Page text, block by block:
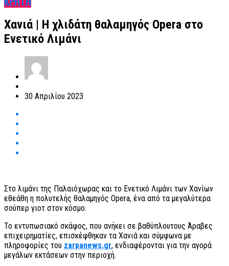
Χανιά | H χλιδάτη θαλαμηγός Opera στο
Ενετικό Λιμάνι
30 Απριλίου 2023
Στο λιμάνι της Παλαιόχωρας και το Ενετικό Λιμάνι των Χανίων
εθεάθη η πολυτελής θαλαμηγός Opera, ένα από τα μεγαλύτερα
σούπερ γιοτ στον κόσμο.
Το εντυπωσιακό σκάφος, που ανήκει σε βαθύπλουτους Άραβες
επιχειρηματίες, επισκέφθηκαν τα Χανιά και σύμφωνα με
πληροφορίες του zarpanews.gr, ενδιαφέρονται για την αγορά
μεγάλων εκτάσεων στην περιοχή.